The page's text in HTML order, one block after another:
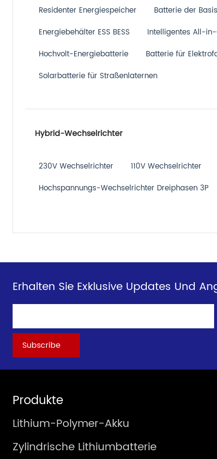
Residenter Energiespeicher
Batterie der
Energiebehälter ESS BESS
Intelligentes All-in-
Hochvolt-Energiebatterie
Batterie für
Solarbatterie für Straßenlaternen
Hybrid-Wechselrichter
230V Wechselrichter
110V Wechselrichter
Hochspannungs-Wechselrichter Dreiphasen 3P
Erhalten Sie Exklusive Updates Und
Produkte
Lithium-Polymer-Akku
Zylindrische Lithiumbatterie